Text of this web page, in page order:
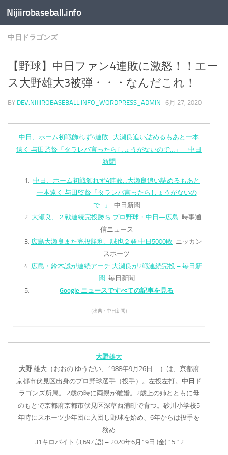
コンテンツへスキップ
Nijiirobaseball.info
中日ドラゴンズ
【野球】中日ファン4連敗に激怒！！エー
ス大野雄大3被弾・・・なんだこれ！
BY DEV.NIJIIROBASEBALL.INFO_WORDPRESS_ADMIN · 6月 27, 2020
中日、ホーム初戦飾れず4連敗…大瀬良追い詰めるもあと一本
遠く 与田監督「タラレバ言ったらしょうがないので…」 – 中日
新聞
中日、ホーム初戦飾れず4連敗…大瀬良追い詰めるもあと
一本遠く 与田監督「タラレバ言ったらしょうがないの
で…」
中日新聞
大瀬良、２戦連続完投勝ち プロ野球・中日―広島 時事通
信ニュース
広島大瀬良また完投勝利、誠也２発 中日5000敗 ニッカン
スポーツ
広島・鈴木誠が連続アーチ 大瀬良が2戦連続完投 – 毎日新
聞 毎日新聞
Google ニュースですべての記事を見る
（出典：中日新聞）
大野雄大
大野雄大（おおの ゆうだい、1988年9月26日 – ）は、京都府
京都市伏見区出身のプロ野球選手（投手）。左投左打。 中日 ド
ラゴンズ所属。 2歳の時に両親が離婚。2歳上の姉とともに母
のもとで京都府京都市伏見区深草西浦町で育つ。砂川小学校5
年時にスポーツ少年団に入団し野球を始め、6年からは投手を
務め
31キロバイト (3,697 語) – 2020年6月19日 (金) 15:12